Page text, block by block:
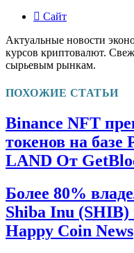
Сайт
Актуальные новости
курсов криптовалют.
сырьевым рынкам.
ПОХОЖИЕ СТАТЬИ
Binance NFT
токенов на базе
LAND От
Более 80%
Shiba Inu
Happy Coin News